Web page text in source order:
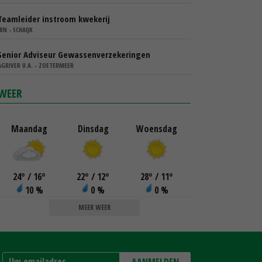
instroom kwekerij
- SCHAIJK
Adviseur Gewassenverzekeringen
U.A. - ZOETERMEER
Maandag
24° / 16°
10 %
Dinsdag
22° / 12°
0 %
Woensdag
28° / 11°
0 %
MEER WEER